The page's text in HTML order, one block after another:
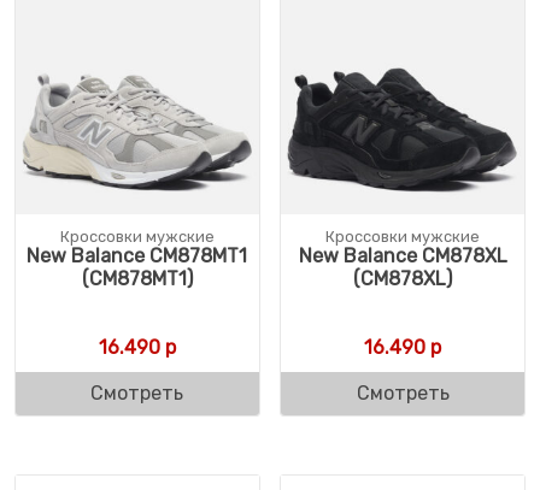
Кроссовки мужские
New Balance CM878MT1
(CM878MT1)
16.490р
Смотреть
Кроссовки мужские
New Balance CM878XL
(CM878XL)
16.490 р
Смотреть